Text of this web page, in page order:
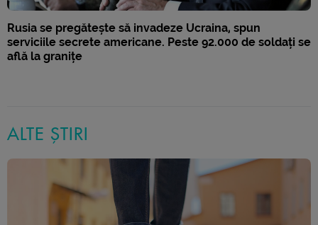
Rusia se pregătește să invadeze Ucraina, spun
serviciile secrete americane. Peste 92.000 de soldați se
află la granițe
ALTE ȘTIRI